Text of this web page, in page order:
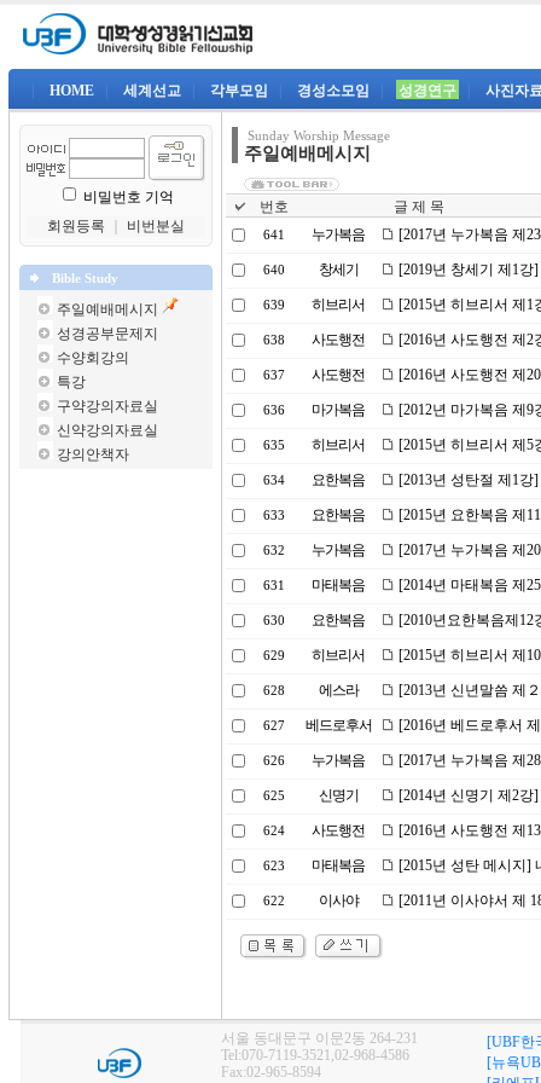
HOME 세계선교 각부모임 경성소모임 성경연구 사진자
비밀번호 기억
회원등록
비번분실
Bible Study
주일예배메시지
성경공부문제지
수양회강의
특강
구약강의자료실
신약강의자료실
강의안책자
Sunday Worship Message
주일예배메시지
번호 글 제 목
641 누가복음 [2017년 누가복음 제
640 창세기 [2019년 창세기 제1
639 히브리서 [2015년 히브리서 제
638 사도행전 [2016년 사도행전 제
637 사도행전 [2016년 사도행전 제
636 마가복음 [2012년 마가복음 제
635 히브리서 [2015년 히브리서 제
634 요한복음 [2013년 성탄절 제1
633 요한복음 [2015년 요한복음 제
632 누가복음 [2017년 누가복음 제
631 마태복음 [2014년 마태복음 제
630 요한복음 [2010년요한복음제12
629 히브리서 [2015년 히브리서 제
628 에스라 [2013년 신년말씀 제
627 베드로후서 [2016년 베드로후서
626 누가복음 [2017년 누가복음 제
625 신명기 [2014년 신명기 제2
624 사도행전 [2016년 사도행전 제
623 마태복음 [2015년 성탄 메시지]
622 이사야 [2011년 이사야서 제
서울 동대문구 이문2동 264-231
Tel:070-7119-3521,02-968-4586
Fax:02-965-8594
[UBF한
[뉴욕